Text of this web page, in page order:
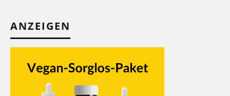
ANZEIGEN